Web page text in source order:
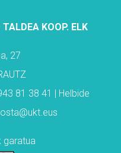
KOOP. ELK
27
81 38 41 | Helbide
garatua